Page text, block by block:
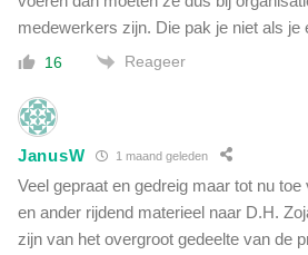
medewerkers zijn. Die pak je niet als je
16 Reageer
JanusW 1 maand geleden
Veel gepraat en gedreig maar tot nu
en ander rijdend materieel naar D.H.
zijn van het overgroot gedeelte van de